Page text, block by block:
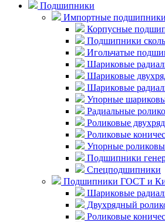
Подшипники
Импортные подшипники
Корпусные
Подшипники
Игольчатые
Шариковые
Шариковые
Шариковые
Упорные
Радиальные
Роликовые
Роликовые
Упорные
Подшипники
Спецподшипники
Подшипники ГОСТ и
Шариковые
Двухрядный
Роликовые